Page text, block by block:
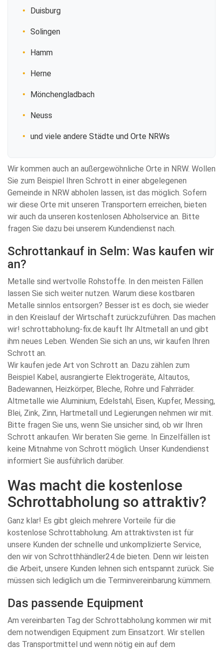
Duisburg
Solingen
Hamm
Herne
Mönchengladbach
Neuss
und viele andere Städte und Orte NRWs
Wir kommen auch an außergewöhnliche Orte in NRW. Wollen
Sie zum Beispiel Ihren Schrott in einer abgelegenen
Gemeinde in NRW abholen lassen, ist das möglich. Sofern
wir diese Orte mit unseren Transportern erreichen, bieten
wir auch da unseren kostenlosen Abholservice an. Bitte
fragen Sie dazu bei unserem Kundendienst nach.
Schrottankauf in Selm: Was kaufen wir
an?
Metalle sind wertvolle Rohstoffe. In den meisten Fällen
lassen Sie sich weiter nutzen. Warum diese kostbaren
Metalle sinnlos entsorgen? Besser ist es doch, sie wieder
in den Kreislauf der Wirtschaft zurückzuführen. Das machen
wir! schrottabholung-fix.de kauft Ihr Altmetall an und gibt
ihm neues Leben. Wenden Sie sich an uns, wir kaufen Ihren
Schrott an.
Wir kaufen jede Art von Schrott an. Dazu zählen zum
Beispiel Kabel, ausrangierte Elektrogeräte, Altautos,
Badewannen, Heizkörper, Bleche, Rohre und Fahrräder.
Altmetalle wie Aluminium, Edelstahl, Eisen, Kupfer, Messing,
Blei, Zink, Zinn, Hartmetall und Legierungen nehmen wir mit.
Bitte fragen Sie uns, wenn Sie unsicher sind, ob wir Ihren
Schrott ankaufen. Wir beraten Sie gerne. In Einzelfällen ist
keine Mitnahme von Schrott möglich. Unser Kundendienst
informiert Sie ausführlich darüber.
Was macht die kostenlose
Schrottabholung so attraktiv?
Ganz klar! Es gibt gleich mehrere Vorteile für die
kostenlose Schrottabholung. Am attraktivsten ist für
unsere Kunden der schnelle und unkomplizierte Service,
den wir von Schrotthhändler24.de bieten. Denn wir leisten
die Arbeit, unsere Kunden lehnen sich entspannt zurück. Sie
müssen sich lediglich um die Terminvereinbarung kümmern.
Das passende Equipment
Am vereinbarten Tag der Schrottabholung kommen wir mit
dem notwendigen Equipment zum Einsatzort. Wir stellen
das Transportmittel und wenn nötig ein auf dem